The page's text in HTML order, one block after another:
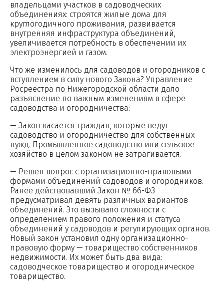
владельцами участков в садоводческих
объединениях: строятся жилые дома для
круглогодичного проживания, развивается
внутренняя инфраструктура объединений,
увеличивается потребность в обеспечении их
электроэнергией и газом.
Что же изменилось для садоводов и огородников с
вступлением в силу нового Закона? Управление
Росреестра по Нижегородской области дало
разъяснение по важным изменениям в сфере
садоводства и огородничества:
— Закон касается граждан, которые ведут
садоводство и огородничество для собственных
нужд. Промышленное садоводство или сельское
хозяйство в целом законом не затрагивается.
— Решен вопрос с организационно-правовыми
формами объединений садоводов и огородников.
Ранее действовавший Закон № 66-ФЗ
предусматривал девять различных вариантов
объединений. Это вызывало сложности с
определением правого положения и статуса
объединений у садоводов и регулирующих органов.
Новый закон установил одну организационно-
правовую форму — товарищество собственников
недвижимости. Их может быть два вида:
садоводческое товарищество и огородническое
товарищество.